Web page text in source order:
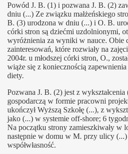
Powód J. B. (1) i pozwana J. B. (2)
dniu (...) Ze związku małżeńskiego
B. (3) urodzona w dniu (...) i O. B.
córki stron są dziećmi uzdolnionymi,
wyróżnienia za wyniki w nauce. Obie
zainteresowań, które rozwiały na
2004r. u młodszej córki stron, O.,
wiąże się z koniecznością
diety.
Pozwana J. B. (2) jest z
gospodarczą w formie pracowni
ukończył Wyższą Szkołę (...), z
jako (...) w systemie off-shore; 6
Na początku strony zamieszkiwały w
następnie w domu w M. przy ulicy
współwłasność.